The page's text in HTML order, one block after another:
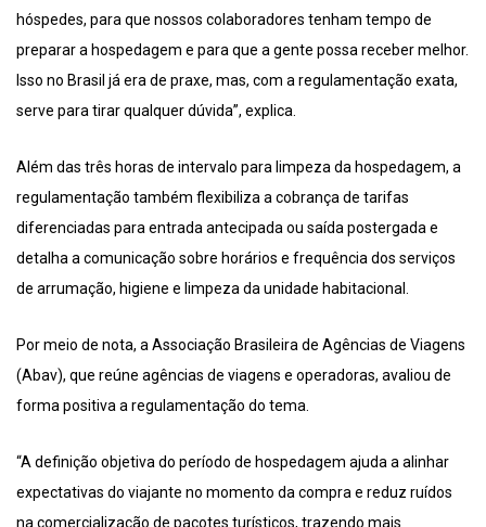
hóspedes, para que nossos colaboradores tenham tempo de
preparar a hospedagem e para que a gente possa receber melhor.
Isso no Brasil já era de praxe, mas, com a regulamentação exata,
serve para tirar qualquer dúvida”, explica.
Além das três horas de intervalo para limpeza da hospedagem, a
regulamentação também flexibiliza a cobrança de tarifas
diferenciadas para entrada antecipada ou saída postergada e
detalha a comunicação sobre horários e frequência dos serviços
de arrumação, higiene e limpeza da unidade habitacional.
Por meio de nota, a Associação Brasileira de Agências de Viagens
(Abav), que reúne agências de viagens e operadoras, avaliou de
forma positiva a regulamentação do tema.
“A definição objetiva do período de hospedagem ajuda a alinhar
expectativas do viajante no momento da compra e reduz ruídos
na comercialização de pacotes turísticos, trazendo mais